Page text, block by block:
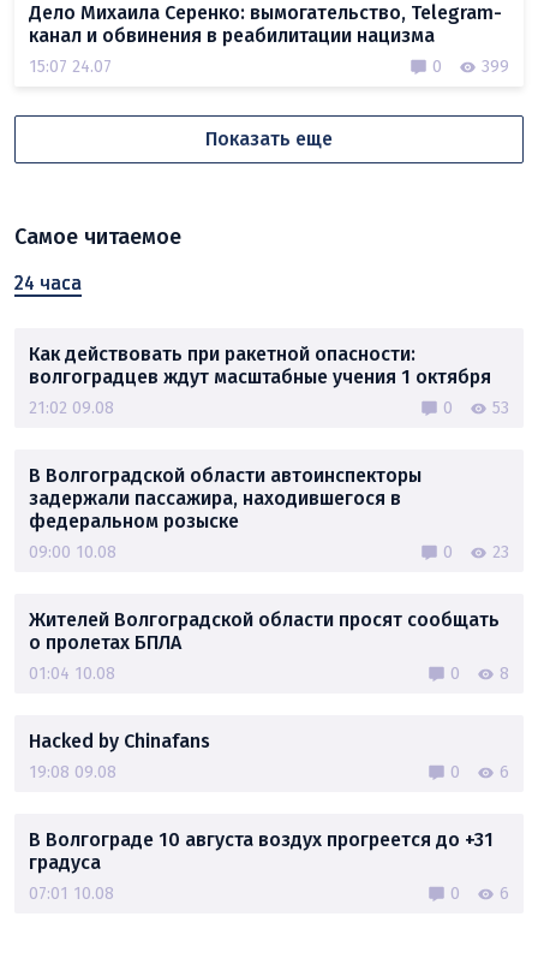
Дело Михаила Серенко: вымогательство, Telegram-
канал и обвинения в реабилитации нацизма
15:07 24.07 0 399
Показать еще
Самое читаемое
24 часа
Как действовать при ракетной опасности:
волгоградцев ждут масштабные учения 1 октября
21:02 09.08 0 53
В Волгоградской области автоинспекторы
задержали пассажира, находившегося в
федеральном розыске
09:00 10.08 0 23
Жителей Волгоградской области просят сообщать
о пролетах БПЛА
01:04 10.08 0 8
Hacked by Chinafans
19:08 09.08 0 6
В Волгограде 10 августа воздух прогреется до +31
градуса
07:01 10.08 0 6